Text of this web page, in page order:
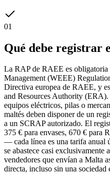
01
Qué debe registrar
La RAP de RAEE es obligatoria
Management (WEEE)
Directiva europea de RAEE, y
and Resources Authority
equipos eléctricos, pilas o
maltés deben disponer de un
a un SCRAP autorizado. El
375 € para envases, 670 € para
— cada línea es una tarifa anual
se abastece casi
vendedores que envían a Malta
directa, incluso sin una sociedad